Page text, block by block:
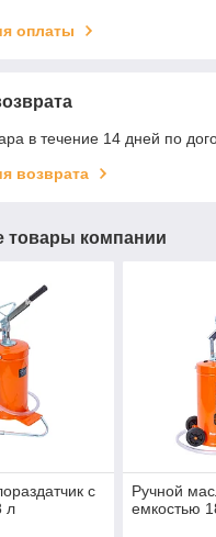
оплаты
в течение 14 дней по
возврата
товары компании
с
л
Ручной
емкостью